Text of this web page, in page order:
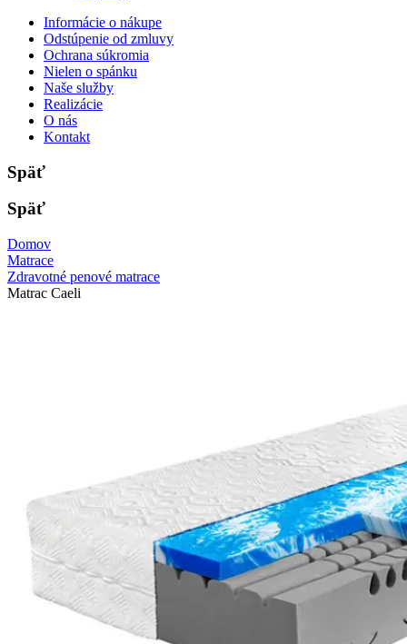
Informácie o nákupe
Odstúpenie od zmluvy
Ochrana súkromia
Nielen o spánku
Naše služby
Realizácie
O nás
Kontakt
Späť
Späť
Domov
Matrace
Zdravotné penové matrace
Matrac Caeli